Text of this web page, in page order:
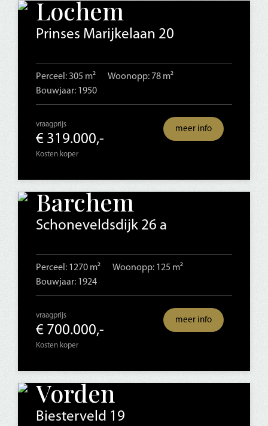
Lochem
Prinses Marijkelaan 20
Perceel: 305 m²
Woonopp: 78 m²
Bouwjaar: 1950
vraagprijs
€ 319.000,-
Kosten koper
meer info
Barchem
Schoneveldsdijk 26 a
Perceel: 1270 m²
Woonopp: 125 m²
Bouwjaar: 1924
vraagprijs
€ 700.000,-
Kosten koper
meer info
Vorden
Biesterveld 19